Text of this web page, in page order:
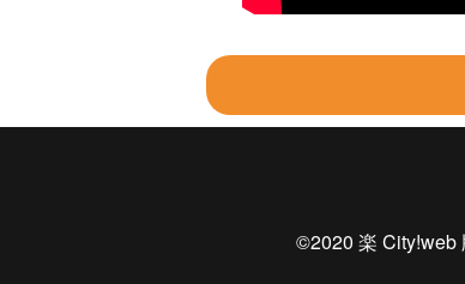
©2020 楽 City!web